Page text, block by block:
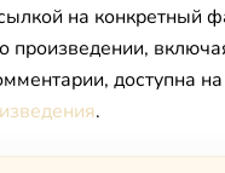
на конкретный
произведении,
доступна на
.